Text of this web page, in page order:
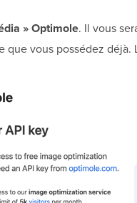
» Optimole. Il vous
vous possédez déjà.